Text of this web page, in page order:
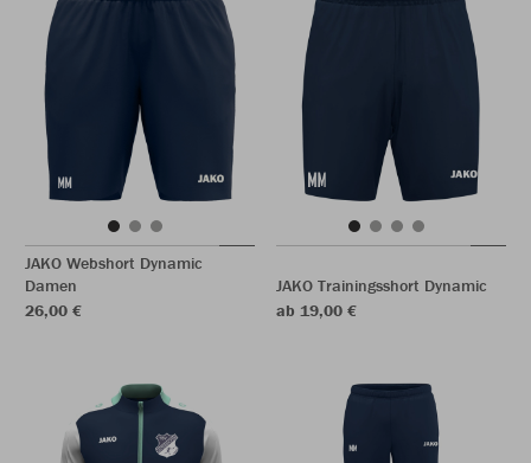
JAKO Webshort Dynamic
Damen
26,00 €
JAKO Trainingsshort Dynamic
ab 19,00 €